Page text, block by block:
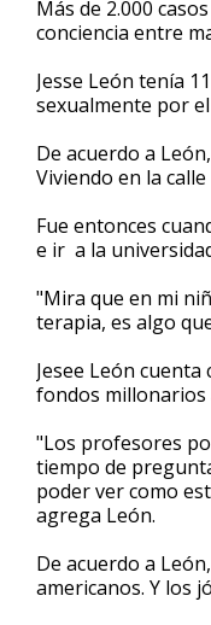
of
3
7
seconds
Volume
90%
Más de 2.000
conciencia entre
Jesse León tenía
sexualmente por
De acuerdo a
Viviendo en la
Fue entonces
e ir a la
"Mira que en mi
terapia, es algo
Jesee León
fondos millonarios
"Los profesores
tiempo de
poder ver como
agrega León.
De acuerdo a
americanos. Y los